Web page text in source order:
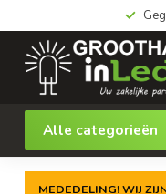
Alle categorieën
MEDEDELING! WIJ